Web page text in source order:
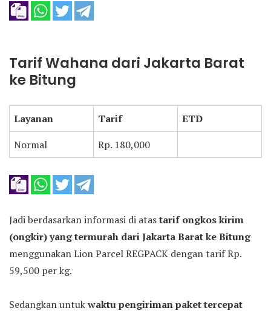
Tarif Wahana dari Jakarta Barat
ke Bitung
Layanan Tarif
ETD
Normal
Rp. 180,000
Jadi berdasarkan informasi di atastarif ongkos kirim
(ongkir) yang termurah dari Jakarta Barat ke Bitung
menggunakan Lion Parcel REGPACK dengan tarif Rp.
59,500 per kg.
Sedangkan untukwaktu pengiriman paket tercepat